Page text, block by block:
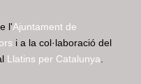
l'Ajuntament de
i a la col·laboració del
Llatins per Catalunya